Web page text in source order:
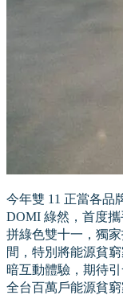
今年雙 11 正當各品
DOMI 綠然，首度
拼綠色雙十一，獨
間，特別將能源貧
暗互動體驗，期待
全台百萬戶能源貧窮